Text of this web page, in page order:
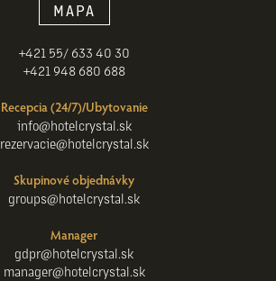
MAPA
+421 55/ 633 40 30
+421 948 680 688
Recepcia (24/7)/Ubytovanie
info@hotelcrystal.sk
rezervacie@hotelcrystal.sk
Skupinové objednávky
groups@hotelcrystal.sk
Manager
gdpr@hotelcrystal.sk
manager@hotelcrystal.sk